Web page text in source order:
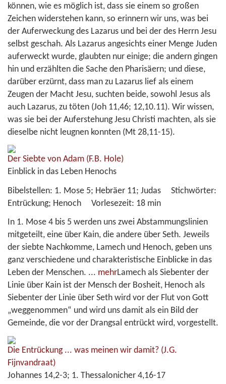
können, wie es möglich ist, dass sie einem so großen
Zeichen widerstehen kann, so erinnern wir uns, was bei
der Auferweckung des Lazarus und bei der des Herrn Jesu
selbst geschah. Als Lazarus angesichts einer Menge Juden
auferweckt wurde, glaubten nur einige; die andern gingen
hin und erzählten die Sache den Pharisäern; und diese,
darüber erzürnt, dass man zu Lazarus lief als einem
Zeugen der Macht Jesu, suchten beide, sowohl Jesus als
auch Lazarus, zu töten (Joh 11,46; 12,10.11). Wir wissen,
was sie bei der Auferstehung Jesu Christi machten, als sie
dieselbe nicht leugnen konnten (Mt 28,11-15).
Der Siebte von Adam (F.B. Hole)
Einblick in das Leben Henochs
Bibelstellen: 1. Mose 5; Hebräer 11; Judas Stichwörter:
Entrückung; Henoch Vorlesezeit: 18 min
In 1. Mose 4 bis 5 werden uns zwei Abstammungslinien
mitgeteilt, eine über Kain, die andere über Seth. Jeweils
der siebte Nachkomme, Lamech und Henoch, geben uns
ganz verschiedene und charakteristische Einblicke in das
Leben der Menschen. ... mehrLamech als Siebenter der
Linie über Kain ist der Mensch der Bosheit, Henoch als
Siebenter der Linie über Seth wird vor der Flut von Gott
„weggenommen“ und wird uns damit als ein Bild der
Gemeinde, die vor der Drangsal entrückt wird, vorgestellt.
Die Entrückung ... was meinen wir damit? (J.G.
Fijnvandraat)
Johannes 14,2-3; 1. Thessalonicher 4,16-17